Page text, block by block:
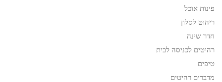
פינות אוכל
ריהוט לסלון
חדר שינה
רהיטים לכניסה לבית
טיפים
מדברים רהיטים